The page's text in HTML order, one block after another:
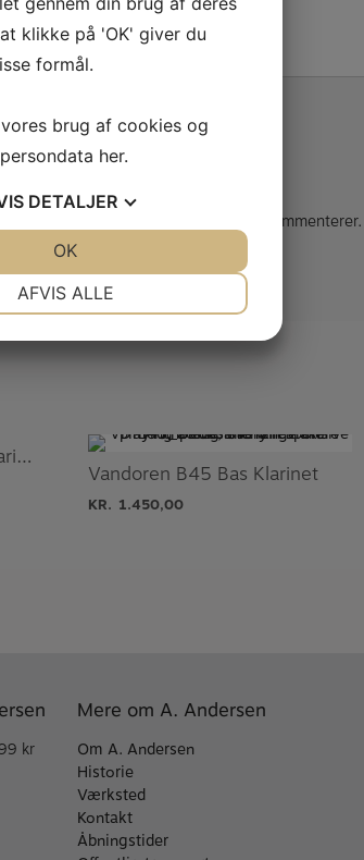
i denne browser til næste gang jeg kommenterer.
Pomarico Diamond Bas Klarinet mundstykke
Vandoren B45 Bas Klarinet
KR. 1.450,00
kr
Mere om A. Andersen
Om A. Andersen
Historie
Værksted
Kontakt
Åbningstider
klikke på 'OK' giver du
formål.
brug af cookies og
her.
DETALJER
AFVIS ALLE
OK